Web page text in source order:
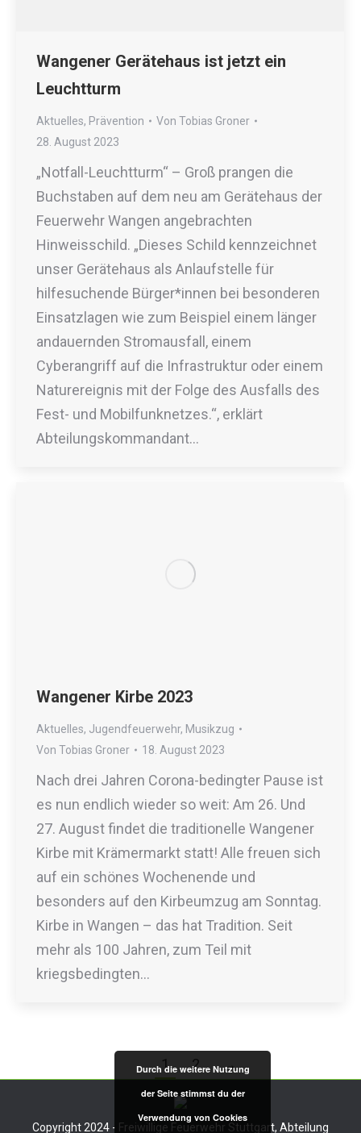
Wangener Gerätehaus ist jetzt ein
Leuchtturm
Aktuelles, Prävention Von Tobias Groner
28. August 2023
„Notfall-Leuchtturm“ – Groß prangen die
Buchstaben auf dem neu am Gerätehaus der
Feuerwehr Wangen angebrachten
Hinweisschild. „Dieses Schild kennzeichnet
unser Gerätehaus als Anlaufstelle für
hilfesuchende Bürger*innen bei besonderen
Einsatzlagen wie zum Beispiel einem länger
andauernden Stromausfall, einem
Cyberangriff auf die Infrastruktur oder einem
Naturereignis mit der Folge des Ausfalls des
Fest- und Mobilfunknetzes.“, erklärt
Abteilungskommandant…
Wangener Kirbe 2023
Aktuelles, Jugendfeuerwehr, Musikzug
Von Tobias Groner 18. August 2023
Nach drei Jahren Corona-bedingter Pause ist
es nun endlich wieder so weit: Am 26. Und
27. August findet die traditionelle Wangener
Kirbe mit Krämermarkt statt! Alle freuen sich
auf ein schönes Wochenende und
besonders auf den Kirbeumzug am Sonntag.
Kirbe in Wangen – das hat Tradition. Seit
mehr als 100 Jahren, zum Teil mit
kriegsbedingten…
1 2 →
Copyright 2024 - Freiwillige Feuerwehr Stuttgart, Abteilung
Durch die weitere Nutzung
der Seite stimmst du der
Verwendung von Cookies